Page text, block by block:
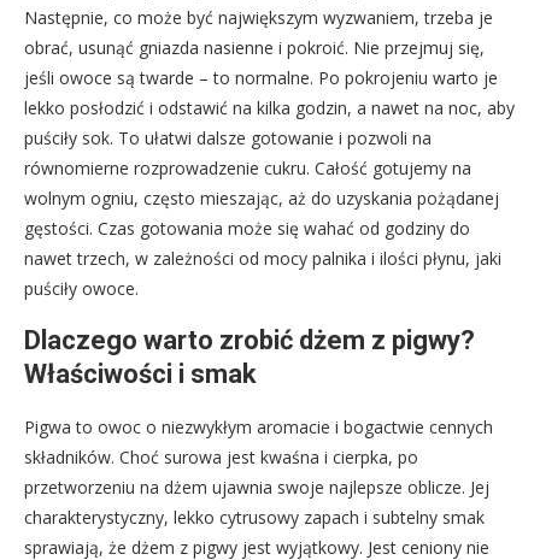
Następnie, co może być największym wyzwaniem, trzeba je
obrać, usunąć gniazda nasienne i pokroić. Nie przejmuj się,
jeśli owoce są twarde – to normalne. Po pokrojeniu warto je
lekko posłodzić i odstawić na kilka godzin, a nawet na noc, aby
puściły sok. To ułatwi dalsze gotowanie i pozwoli na
równomierne rozprowadzenie cukru. Całość gotujemy na
wolnym ogniu, często mieszając, aż do uzyskania pożądanej
gęstości. Czas gotowania może się wahać od godziny do
nawet trzech, w zależności od mocy palnika i ilości płynu, jaki
puściły owoce.
Dlaczego warto zrobić dżem z pigwy?
Właściwości i smak
Pigwa to owoc o niezwykłym aromacie i bogactwie cennych
składników. Choć surowa jest kwaśna i cierpka, po
przetworzeniu na dżem ujawnia swoje najlepsze oblicze. Jej
charakterystyczny, lekko cytrusowy zapach i subtelny smak
sprawiają, że dżem z pigwy jest wyjątkowy. Jest ceniony nie